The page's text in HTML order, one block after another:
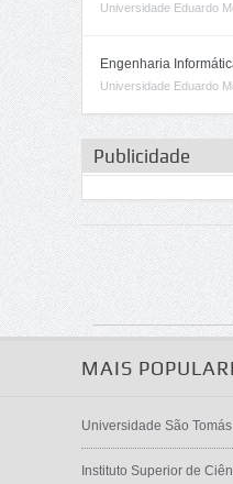
Universidade Eduardo
Engenharia
Universidade Eduardo
Publicidade
MAIS
Universidade São
Instituto Superior de